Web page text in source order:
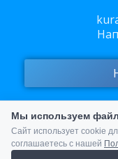
Мы используем
Сайт использует cookie
соглашаетесь с нашей